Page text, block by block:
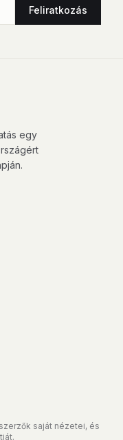
Feliratkozás
egy
saját nézetei, és